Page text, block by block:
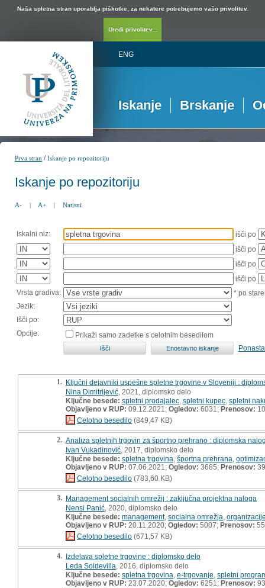
Naša spletna stran uporablja piškotke, za nekatere potrebujemo vašo privolitev.
Uredi privolitev...
ENG
Iskanje Brskanje
Prva stran /Iskanje po repozitoriju
Iskanje po repozitoriju
A- | A+ | Natisni
Iskalni niz:
išči po
išči po
išči po
išči po
Vrsta gradiva:
* po
Jezik:
Išči po:
Opcije:
Prikaži samo zadetke s celotnim besedilom
1. Ključni dejavniki uspešne spletne trgovine v Sloveniji :
Nina Dimitrijević , 2021, diplomsko delo
Ključne besede: spletni prodajalec spletni kupec spletni
Objavljeno v RUP: 09.12.2021; Ogledov: 6031; Prenosov:
Celotno besedilo (849,47 KB)
2. Analiza spletnih trgovin za športno prehrano : diplomska
Ivan Vukadinović , 2017, diplomsko delo
Ključne besede: spletna trgovina športna prehrana
Objavljeno v RUP: 07.06.2021; Ogledov: 3685; Prenosov: 39
Celotno besedilo (783,60 KB)
3. Management socialnih omrežij : zaključna projektna naloga
Nensi Panić , 2020, diplomsko delo
Ključne besede: management, socialna omrežja
Objavljeno v RUP: 20.11.2020; Ogledov: 5007; Prenosov: 55
Celotno besedilo (671,57 KB)
4. Izdelava spletne trgovine : diplomsko delo
Leda Soldevilla , 2016, diplomsko delo
Ključne besede: spletna trgovina e-trgovanje spletni
Objavljeno v RUP: 23.07.2020; Ogledov: 6251; Prenosov: 93